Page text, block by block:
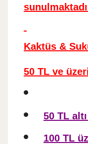
Kaktüs &
50 TL ve
50 TL
100 TL